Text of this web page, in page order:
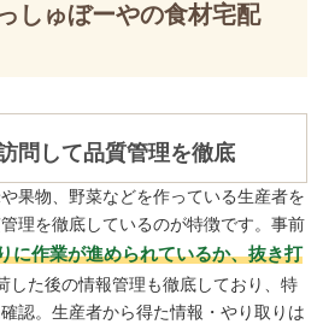
しゅぼーやの食材宅配
問して品質管理を徹底
果物、野菜などを作っている生産者を
理を徹底しているのが特徴です。事前
に作業が進められているか、抜き打
した後の情報管理も徹底しており、特
認。生産者から得た情報・やり取りは